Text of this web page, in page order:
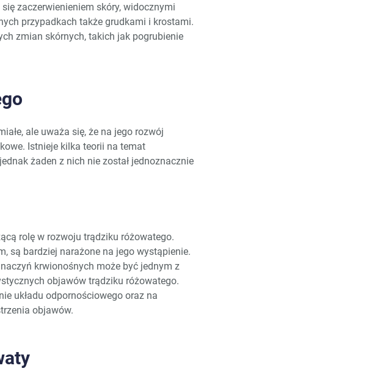
zaczerwienieniem skóry, widocznymi
przypadkach także grudkami i krostami.
zmian skórnych, takich jak pogrubienie
ale uważa się, że na jego rozwój
Istnieje kilka teorii na temat
żaden z nich nie został jednoznacznie
rolę w rozwoju trądziku różowatego.
są bardziej narażone na jego wystąpienie.
krwionośnych może być jednym z
objawów trądziku różowatego.
układu odpornościowego oraz na
objawów.